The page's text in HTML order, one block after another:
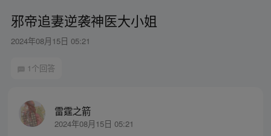
邪帝追妻逆袭神医大小姐
2024年08月15日 05:21
1个回答
雷霆之箭
2024年08月15日 05:21